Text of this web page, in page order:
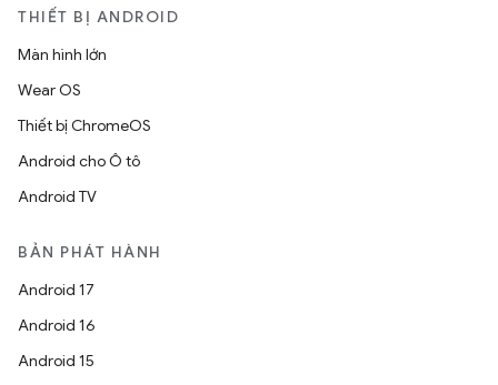
THIẾT BỊ ANDROID
Màn hình lớn
Wear OS
Thiết bị ChromeOS
Android cho Ô tô
Android TV
BẢN PHÁT HÀNH
Android 17
Android 16
Android 15